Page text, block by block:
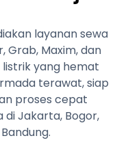
layanan sewa
Grab, Maxim, dan
yang hemat
terawat, siap
proses cepat
di Jakarta, Bogor,